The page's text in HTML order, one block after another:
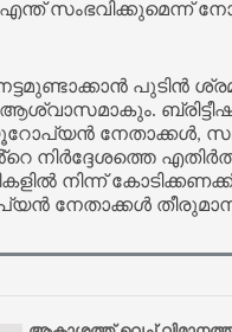
സംഭവിക്കുമെന്ന്
പുടിൻ
ബ്രിട്ടീഷ്
നേതാക്കള്‍,
നിർദ്ദേശത്തെ
നിന്ന്
നേതാക്കള്‍